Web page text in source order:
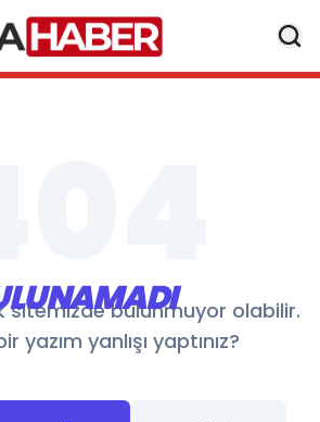
sitemizde bulunmuyor olabilir.
yazım yanlışı yaptınız?